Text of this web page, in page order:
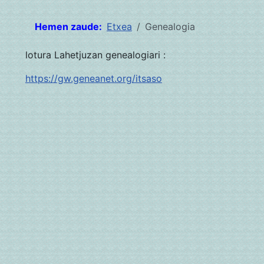
Hemen zaude: Etxea Genealogia
lotura Lahetjuzan genealogiari :
https://gw.geneanet.org/itsaso